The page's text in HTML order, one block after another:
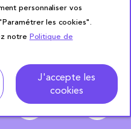
Dates de location
personnaliser vos
les cookies".
notrePolitique de
J'accepte les
cookies